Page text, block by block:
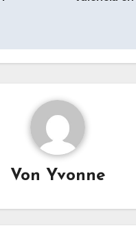
Von Yvonne